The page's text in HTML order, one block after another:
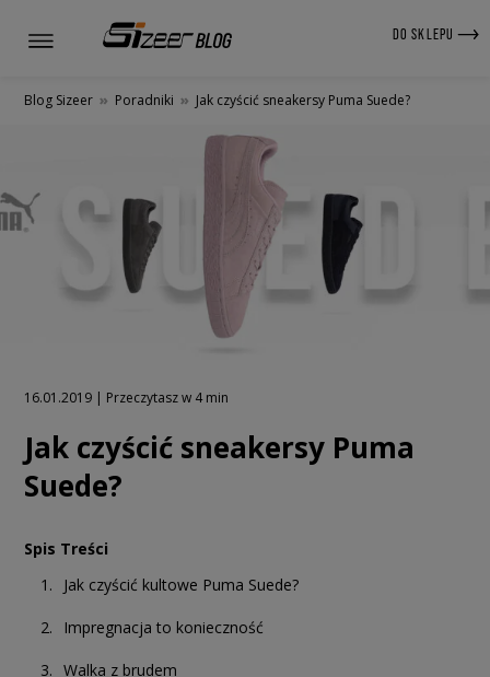
DO SKLEPU
Blog Sizeer » Poradniki » Jak czyścić sneakersy Puma Suede?
16.01.2019 | Przeczytasz w 4 min
Jak czyścić sneakersy Puma
Suede?
Spis Treści
Jak czyścić kultowe Puma Suede?
Impregnacja to konieczność
Walka z brudem